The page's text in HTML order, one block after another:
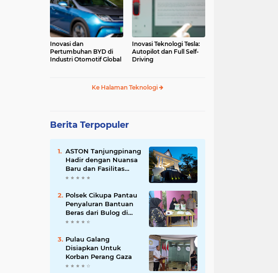
Inovasi dan
Pertumbuhan BYD di
Industri Otomotif Global
Inovasi Teknologi Tesla:
Autopilot dan Full Self-
Driving
Ke Halaman Teknologi
Berita Terpopuler
ASTON Tanjungpinang
Hadir dengan Nuansa
Baru dan Fasilitas
Lengkap untuk
Polsek Cikupa Pantau
Penyaluran Bantuan
Beras dari Bulog di
Desa Pasir Gadung
Pulau Galang
Disiapkan Untuk
Korban Perang Gaza